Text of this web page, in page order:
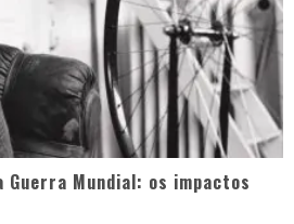
Guerra Mundial: os impactos